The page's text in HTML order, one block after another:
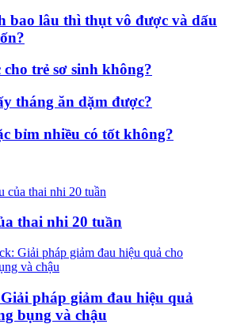
bao lâu thì thụt vô được và dấu
cho trẻ sơ sinh không?
tháng ăn dặm được?
bỉm nhiều có tốt không?
thai nhi 20 tuần
pháp giảm đau hiệu quả
bụng và chậu